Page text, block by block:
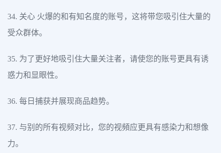
34. 关心 火爆的和有知名度的账号，这将带您吸引住大量的
受众群体。
35. 为了更好地吸引住大量关注者，请使您的账号更具有诱
惑力和显眼性。
36. 每日捕获并展现商品趋势。
37. 与别的所有视频对比，您的视頻应更具有感染力和想像
力。